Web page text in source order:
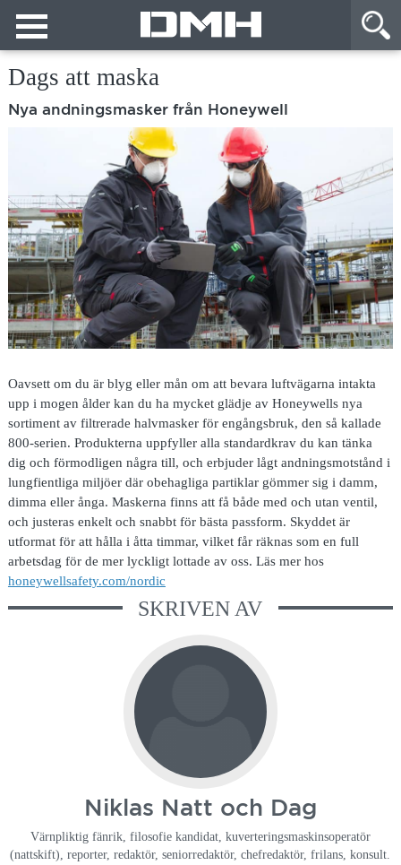
Dags att maska
Nya andningsmasker från Honeywell
Oavsett om du är blyg eller mån om att bevara luftvägarna intakta
upp i mogen ålder kan du ha mycket glädje av Honeywells nya
sortiment av filtrerade halvmasker för engångsbruk, den så kallade
800-serien. Produkterna uppfyller alla standardkrav du kan tänka
dig och förmodligen några till, och erbjuder lågt andningsmotstånd i
lungfientliga miljöer där obehagliga partiklar gömmer sig i damm,
dimma eller ånga. Maskerna finns att få både med och utan ventil,
och justeras enkelt och snabbt för bästa passform. Skyddet är
utformat för att hålla i åtta timmar, vilket får räknas som en full
arbetsdag för de mer lyckligt lottade av oss. Läs mer hos
honeywellsafety.com/nordic
SKRIVEN AV
Niklas Natt och Dag
Värnpliktig fänrik, filosofie kandidat, kuverteringsmaskinsoperatör
(nattskift), reporter, redaktör, seniorredaktör, chefredaktör, frilans, konsult.